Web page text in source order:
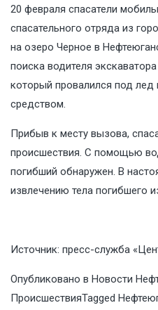
20 февраля спасатели
спасательного отряда из
на озеро Черное в
поиска водителя
который провалился под лед
средством.
Прибыв к месту вызова,
происшествия. С помощью
погибший обнаружен. В
извлечению тела погибшего
Источник: пресс-служба
Опубликовано в Новости
ПроисшествияTagged